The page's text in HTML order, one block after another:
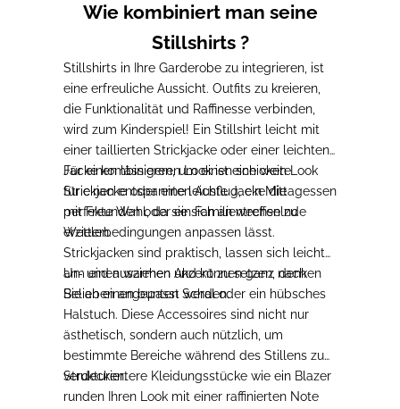
Wie kombiniert man seine
Stillshirts ?
Stillshirts in Ihre Garderobe zu integrieren, ist
eine erfreuliche Aussicht. Outfits zu kreieren,
die Funktionalität und Raffinesse verbinden,
wird zum Kinderspiel! Ein Stillshirt leicht mit
einer taillierten Strickjacke oder einer leichten
Jacke kombinieren, um einen schicken Look
für einen entspannten Ausflug, ein Mittagessen
mit Freunden oder ein Familientreffenzu
erzielen.
Für einen lässigeren Lookist eine weite
Strickjacke oder eine leichte Jacke die
perfekte Wahl, da sie sich an wechselnde
Wetterbedingungen anpassen lässt.
Strickjacken sind praktisch, lassen sich leicht
an- und ausziehen und können ganz nach
Belieben angepasst werden.
Um einen warmen Akzent zu setzen, denken
Sie an einen bunten Schal oder ein hübsches
Halstuch. Diese Accessoires sind nicht nur
ästhetisch, sondern auch nützlich, um
bestimmte Bereiche während des Stillens zu
verdecken.
Strukturiertere Kleidungsstücke wie ein Blazer
runden Ihren Look mit einer raffinierten Note